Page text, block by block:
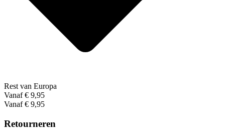
Rest van Europa
Vanaf € 9,95
Vanaf € 9,95
Retourneren